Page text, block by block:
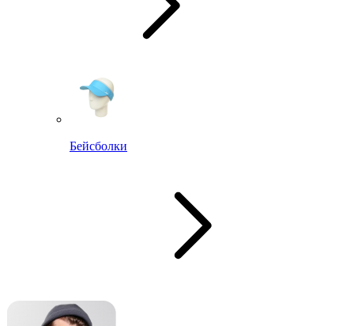
Бейсболки